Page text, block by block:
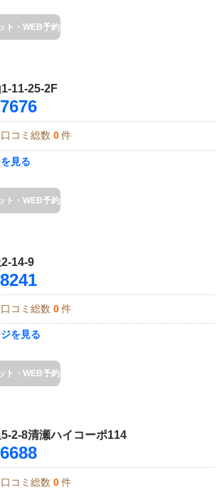
ト・WEB予約
11-25-2F
コミ総数 0 件
見る
ト・WEB予約
14-9
コミ総数 0 件
を見る
ト・WEB予約
2-8清瀬ハイコーポ114
コミ総数 0 件